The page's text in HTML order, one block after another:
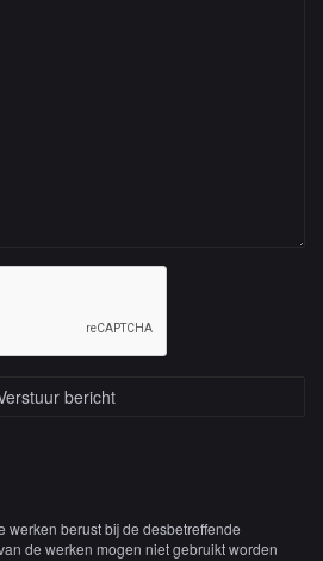
werken berust bij de desbetreffende
de werken mogen niet gebruikt worden